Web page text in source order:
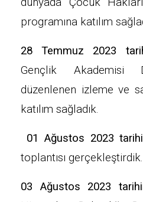
programına katılım
28 Temmuz 2023
Gençlik Akademisi
düzenlenen izleme ve
katılım sağladık.
01 Ağustos 2023
toplantısı gerçekleştirdik.
03 Ağustos 2023